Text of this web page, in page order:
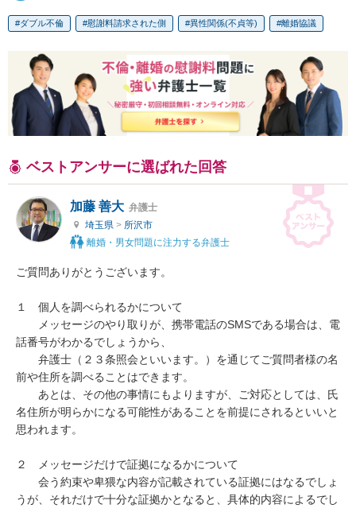
ダブル不倫 慰謝料請求された側 異性関係(不貞等) 離婚協議
ベストアンサーに選ばれた回答
加藤 善大 弁護士
埼玉県 > 所沢市
離婚・男女問題に注力する弁護士
ご質問ありがとうございます。
１　個人を調べられるかについて
メッセージのやり取りが、携帯電話のSMSである場合は、電
話番号がわかるでしょうから、
弁護士（２３条照会といいます。）を通じてご質問者様の名
前や住所を調べることはできます。
あとは、その他の事情にもよりますが、ご対応としては、氏
名住所が明らかになる可能性があることを前提にされるといいと
思われます。
２　メッセージだけで証拠になるかについて
会う約束や卑猥な内容が記載されている証拠にはなるでしょ
うが、それだけで十分な証拠かとなると、具体的内容によるでし